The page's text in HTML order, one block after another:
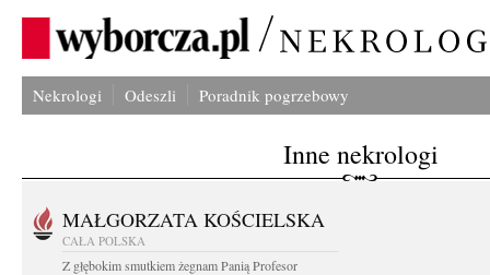
Nekrologi Odeszli Poradnik pogrzebowy
Inne nekrologi
MAŁGORZATA KOŚCIELSKA
CAŁA POLSKA
Z głębokim smutkiem żegnam Panią Profesor